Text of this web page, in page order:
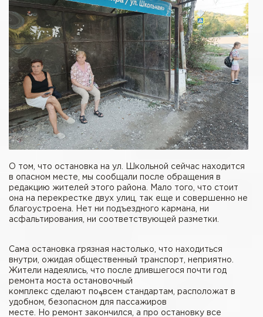
О том, что остановка на ул. Школьной сейчас находится
в опасном месте, мы сообщали после обращения в
редакцию жителей этого района. Мало того, что стоит
она на перекрестке двух улиц, так еще и совершенно не
благоустроена. Нет ни подъездного кармана, ни
асфальтирования, ни соответствующей разметки.
Сама остановка грязная настолько, что находиться
внутри, ожидая общественный транспорт, неприятно.
Жители надеялись, что после длившегося почти год
ремонта моста остановочный
комплекс сделают поࢱвсем стандартам, расположат в
удобном, безопасном для пассажиров
месте. Но ремонт закончился, а про остановку все